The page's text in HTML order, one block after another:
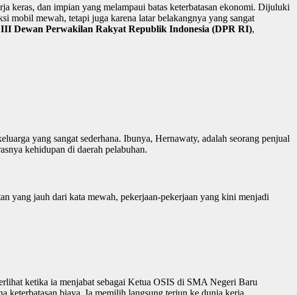
keras, dan impian yang melampaui batas keterbatasan ekonomi. Dijuluki
mobil mewah, tetapi juga karena latar belakangnya yang sangat
Dewan Perwakilan Rakyat Republik Indonesia (DPR RI),
yang sangat sederhana. Ibunya, Hernawaty, adalah seorang penjual
kehidupan di daerah pelabuhan.
yang jauh dari kata mewah, pekerjaan-pekerjaan yang kini menjadi
ketika ia menjabat sebagai Ketua OSIS di SMA Negeri Baru
biaya. Ia memilih langsung terjun ke dunia kerja.